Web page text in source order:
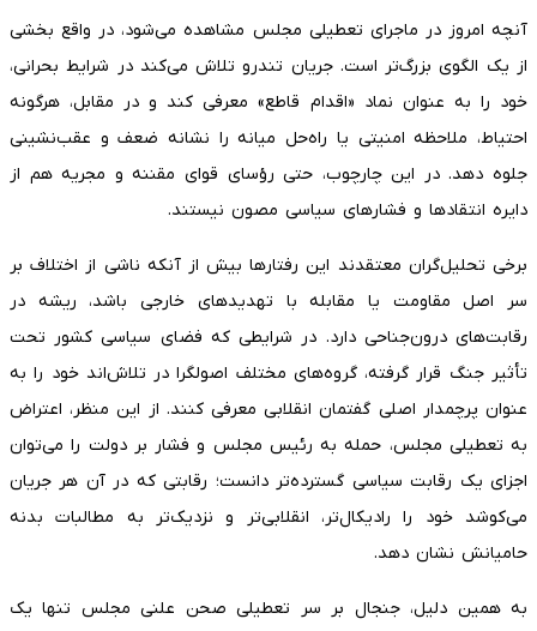
آنچه امروز در ماجرای تعطیلی مجلس مشاهده می‌شود، در واقع بخشی
از یک الگوی بزرگ‌تر است. جریان تندرو تلاش می‌کند در شرایط بحرانی،
خود را به عنوان نماد «اقدام قاطع» معرفی کند و در مقابل، هرگونه
احتیاط، ملاحظه امنیتی یا راه‌حل میانه را نشانه ضعف و عقب‌نشینی
جلوه دهد. در این چارچوب، حتی رؤسای قوای مقننه و مجریه هم از
دایره انتقادها و فشارهای سیاسی مصون نیستند.
برخی تحلیل‌گران معتقدند این رفتارها بیش از آنکه ناشی از اختلاف بر
سر اصل مقاومت یا مقابله با تهدیدهای خارجی باشد، ریشه در
رقابت‌های درون‌جناحی دارد. در شرایطی که فضای سیاسی کشور تحت
تأثیر جنگ قرار گرفته، گروه‌های مختلف اصولگرا در تلاش‌اند خود را به
عنوان پرچمدار اصلی گفتمان انقلابی معرفی کنند. از این منظر، اعتراض
به تعطیلی مجلس، حمله به رئیس مجلس و فشار بر دولت را می‌توان
اجزای یک رقابت سیاسی گسترده‌تر دانست؛ رقابتی که در آن هر جریان
می‌کوشد خود را رادیکال‌تر، انقلابی‌تر و نزدیک‌تر به مطالبات بدنه
حامیانش نشان دهد.
به همین دلیل، جنجال بر سر تعطیلی صحن علنی مجلس تنها یک